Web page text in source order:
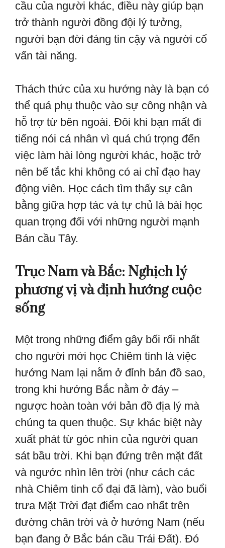
cầu của người khác, điều này giúp bạn
trở thành người đồng đội lý tưởng,
người bạn đời đáng tin cậy và người cố
vấn tài năng.
Thách thức của xu hướng này là bạn có
thể quá phụ thuộc vào sự công nhận và
hỗ trợ từ bên ngoài. Đôi khi bạn mất đi
tiếng nói cá nhân vì quá chú trọng đến
việc làm hài lòng người khác, hoặc trở
nên bế tắc khi không có ai chỉ đạo hay
động viên. Học cách tìm thấy sự cân
bằng giữa hợp tác và tự chủ là bài học
quan trọng đối với những người mạnh
Bán cầu Tây.
Trục Nam và Bắc: Nghịch lý
phương vị và định hướng cuộc
sống
Một trong những điểm gây bối rối nhất
cho người mới học Chiêm tinh là việc
hướng Nam lại nằm ở đỉnh bản đồ sao,
trong khi hướng Bắc nằm ở đáy –
ngược hoàn toàn với bản đồ địa lý mà
chúng ta quen thuộc. Sự khác biệt này
xuất phát từ góc nhìn của người quan
sát bầu trời. Khi bạn đứng trên mặt đất
và ngước nhìn lên trời (như cách các
nhà Chiêm tinh cổ đại đã làm), vào buổi
trưa Mặt Trời đạt điểm cao nhất trên
đường chân trời và ở hướng Nam (nếu
bạn đang ở Bắc bán cầu Trái Đất). Đó